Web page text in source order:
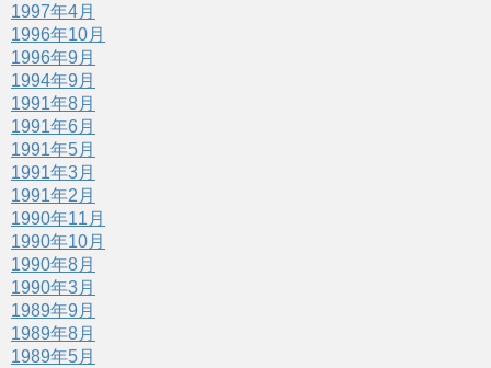
1997年4月
1996年10月
1996年9月
1994年9月
1991年8月
1991年6月
1991年5月
1991年3月
1991年2月
1990年11月
1990年10月
1990年8月
1990年3月
1989年9月
1989年8月
1989年5月